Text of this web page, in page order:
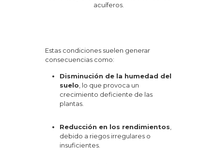
acuíferos.
Estas condiciones suelen generar
consecuencias como:
Disminución de la humedad del
suelo , lo que provoca un
crecimiento deficiente de las
plantas.
Reducción en los rendimientos
debido a riegos irregulares o
insuficientes.